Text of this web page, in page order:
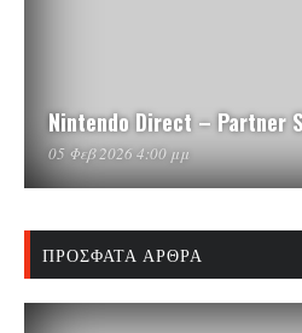
Nintendo Direct – Partner
05 Φεβ 2026 4:00 μμ
ΠΡΌΣΦΑΤΑ ΆΡΘΡΑ